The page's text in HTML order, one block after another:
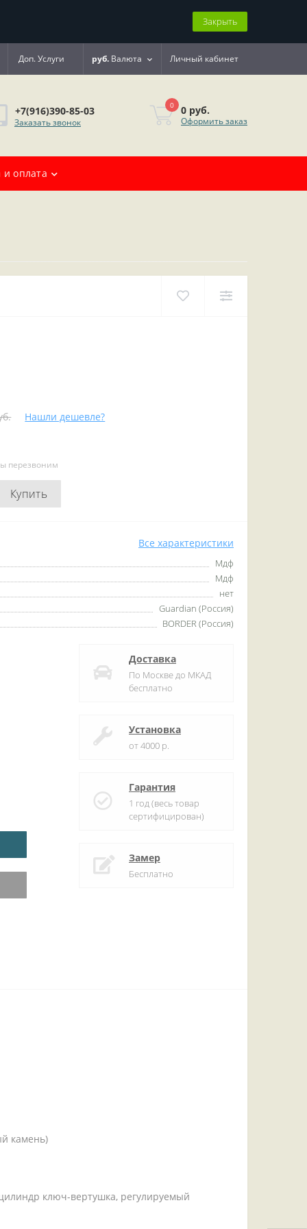
Закрыть
Доп. Услуги руб. Валюта Личный кабинет
+7(916)390-85-03
Заказать звонок
0 0 руб.
Оформить заказ
и оплата
Нашли дешевле?
перезвоним
Купить
Все характеристики
Мдф
Мдф
нет
Guardian (Россия)
BORDER (Россия)
Доставка
По Москве до МКАД
бесплатно
Установка
от 4000 р.
Гарантия
1 год (весь товар
сертифицирован)
Замер
Бесплатно
камень)
ключ-вертушка, регулируемый